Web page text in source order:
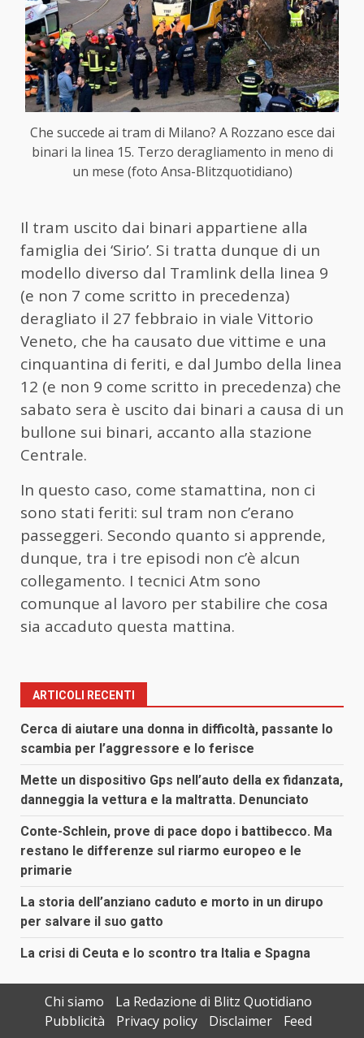
Che succede ai tram di Milano? A Rozzano esce dai
binari la linea 15. Terzo deragliamento in meno di
un mese (foto Ansa-Blitzquotidiano)
Il tram uscito dai binari appartiene alla
famiglia dei ‘Sirio’. Si tratta dunque di un
modello diverso dal Tramlink della linea 9
(e non 7 come scritto in precedenza)
deragliato il 27 febbraio in viale Vittorio
Veneto, che ha causato due vittime e una
cinquantina di feriti, e dal Jumbo della linea
12 (e non 9 come scritto in precedenza) che
sabato sera è uscito dai binari a causa di un
bullone sui binari, accanto alla stazione
Centrale.
In questo caso, come stamattina, non ci
sono stati feriti: sul tram non c’erano
passeggeri. Secondo quanto si apprende,
dunque, tra i tre episodi non c’è alcun
collegamento. I tecnici Atm sono
comunque al lavoro per stabilire che cosa
sia accaduto questa mattina.
ARTICOLI RECENTI
Cerca di aiutare una donna in difficoltà, passante lo
scambia per l’aggressore e lo ferisce
Mette un dispositivo Gps nell’auto della ex fidanzata,
danneggia la vettura e la maltratta. Denunciato
Conte-Schlein, prove di pace dopo i battibecco. Ma
restano le differenze sul riarmo europeo e le
primarie
La storia dell’anziano caduto e morto in un dirupo
per salvare il suo gatto
La crisi di Ceuta e lo scontro tra Italia e Spagna
Chi siamo
La Redazione di Blitz Quotidiano
Pubblicità
Privacy policy Disclaimer Feed